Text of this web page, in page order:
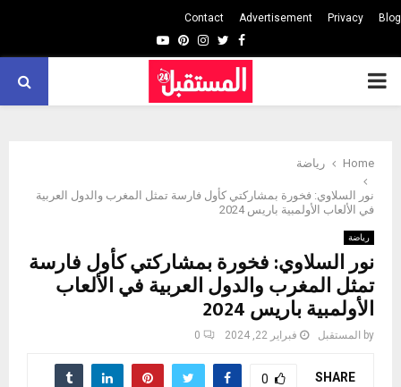
Blog
Privacy
Advertisement
Contact
Facebook
Twitter
Instagram
Pinterest
Youtube
PRIMARY
Home رياضة
نور السلاوي: فخورة بمشاركتي كأول فارسة تمثل المغرب والدول العربية
في الألعاب الأولمبية باريس 2024
رياضة
نور السلاوي: فخورة بمشاركتي كأول فارسة
تمثل المغرب والدول العربية في الألعاب
الأولمبية باريس 2024
by المستقبل فبراير 22, 2024 0
SHARE
0